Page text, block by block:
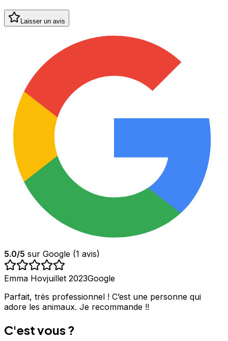
Laisser un avis
5.0/5 sur Google (1 avis)
Emma Hovjuillet 2023Google
Parfait, très professionnel ! C’est une personne qui
adore les animaux. Je recommande !!
C'est vous ?